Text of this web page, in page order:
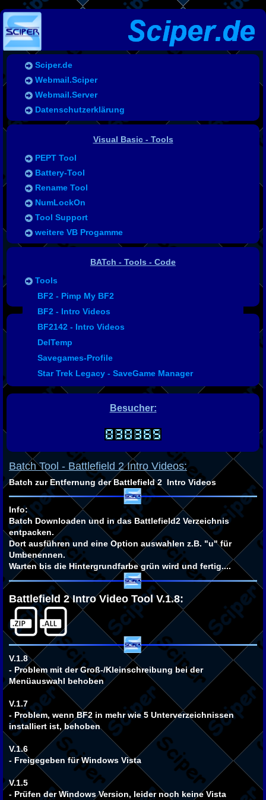
Sciper.de
Webmail.Sciper
Webmail.Server
Datenschutzerklärung
Visual Basic - Tools
PEPT Tool
Battery-Tool
Rename Tool
NumLockOn
Tool Support
weitere VB Progamme
BATch - Tools - Code
Tools
BF2 - Pimp My BF2
BF2 - Intro Videos
BF2142 - Intro Videos
DelTemp
Savegames-Profile
Star Trek Legacy - SaveGame Manager
Codes
Besucher:
Batch Tool - Battlefield 2 Intro Videos:
Batch zur Entfernung der Battlefield 2 Intro Videos
Info:
Batch Downloaden und in das Battlefield2 Verzeichnis
entpacken.
Dort ausführen und eine Option auswahlen z.B. "u" für
Umbenennen.
Warten bis die Hintergrundfarbe grün wird und fertig....
Battlefield 2 Intro Video Tool V.1.8:
V.1.8
- Problem mit der Groß-/Kleinschreibung bei der
Menüauswahl behoben
V.1.7
- Problem, wenn BF2 in mehr wie 5 Unterverzeichnissen
installiert ist, behoben
V.1.6
- Freigegeben für Windows Vista
V.1.5
- Prüfen der Windows Version, leider noch keine Vista